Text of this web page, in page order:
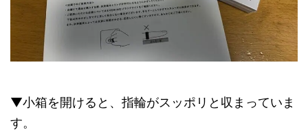
▼小箱を開けると、指輪がスッポリと収まっていま
す。